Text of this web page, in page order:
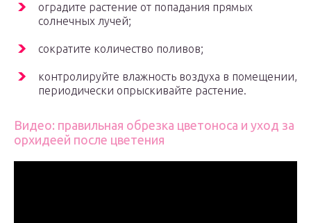
оградите растение от попадания прямых
солнечных лучей;
сократите количество поливов;
контролируйте влажность воздуха в помещении,
периодически опрыскивайте растение.
Видео: правильная обрезка цветоноса и уход за
орхидеей после цветения